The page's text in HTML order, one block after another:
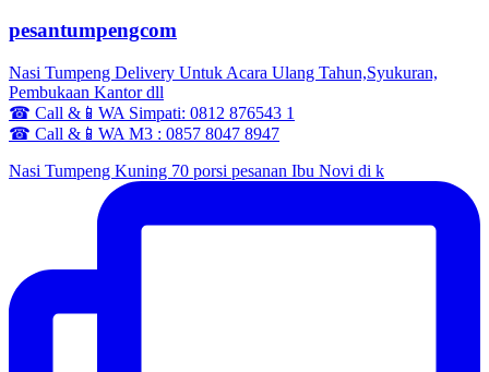
pesantumpengcom
Nasi Tumpeng Delivery Untuk Acara Ulang Tahun,Syukuran,
Pembukaan Kantor dll
☎ Call &📱WA Simpati: 0812 876543 1
☎ Call &📱WA M3 : 0857 8047 8947
Nasi Tumpeng Kuning 70 porsi pesanan Ibu Novi di k